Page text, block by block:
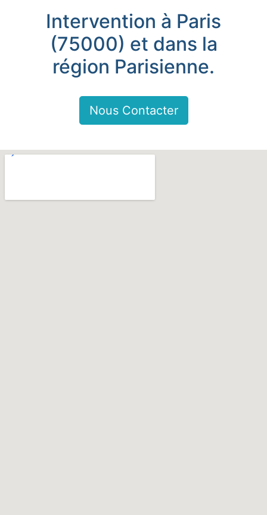
Intervention à Paris
(75000) et dans la
région Parisienne.
Nous Contacter